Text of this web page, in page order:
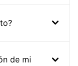
de mi